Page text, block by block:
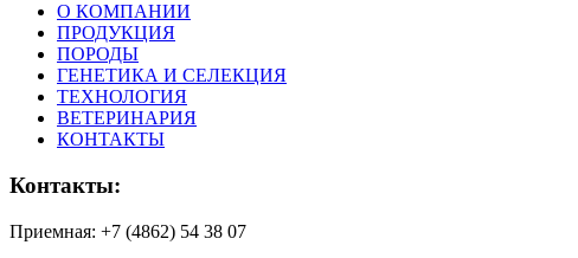
О КОМПАНИИ
ПРОДУКЦИЯ
ПОРОДЫ
ГЕНЕТИКА И СЕЛЕКЦИЯ
ТЕХНОЛОГИЯ
ВЕТЕРИНАРИЯ
КОНТАКТЫ
Контакты:
Приемная: +7 (4862) 54 38 07